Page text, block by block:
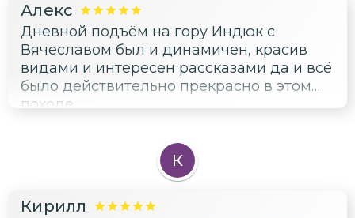
Алекс
Дневной подъём на гору Индюк с
Вячеславом был и динамичен, красив
видами и интересен рассказами да и всё
было действительно прекрасно в этом
походе.
К
Кирилл